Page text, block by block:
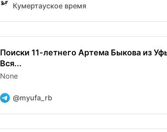
Кумертауское время
Поиски 11-летнего Артема Быкова из
Вся...
None
@myufa_rb